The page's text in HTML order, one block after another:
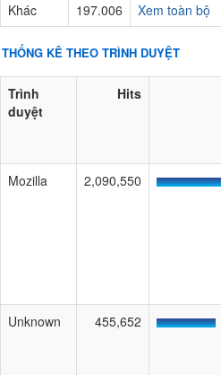
Khác 197.006 Xem toàn bộ
THỐNG KÊ THEO TRÌNH DUYỆT
Trình
duyệt
Hits
Mozilla 2,090,550
Unknown 455,652